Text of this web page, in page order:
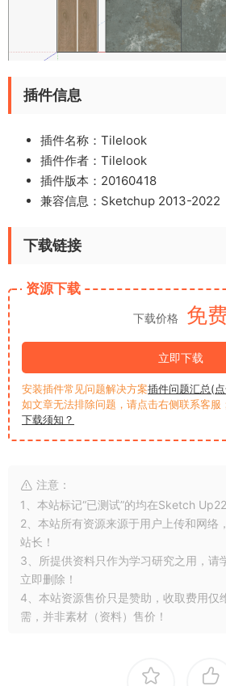
插件信息
插件名称：Tilelook
插件作者：Tilelook
插件版本：20160418
兼容信息：Sketchup 2013-2022
下载链接
资源下载
下载价格 免
立即下载
安装插件常见问题解决方案插件问题汇总(
如文章无法排除问题，请点击右侧联系客服
下载须知？
注意：
1、本站标记“已测试”的均在Sketch
2、本站所有资源来源于用户上传和网络
站长！
3、所提供资料只作为学习研究之用，请
立即删除！
4、本站资源售价只是赞助，收取费用仅
需，并非素材（资料）售价！